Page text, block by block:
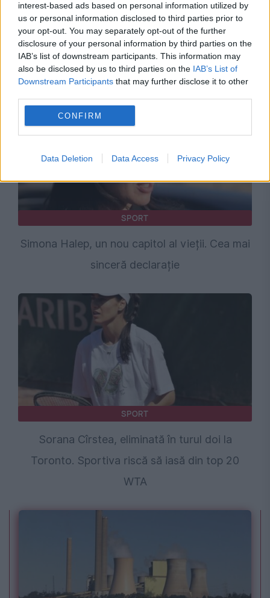
interest-based ads based on personal information utilized by
us or personal information disclosed to third parties prior to
your opt-out. You may separately opt-out of the further
disclosure of your personal information by third parties on the
IAB’s list of downstream participants. This information may
also be disclosed by us to third parties on the IAB’s List of
Downstream Participants that may further disclose it to other
CONFIRM
Data Deletion Data Access Privacy Policy
Recomandările noastre
SPORT
Simona Halep, un nou capitol al vieții. Cea mai
sinceră declarație
SPORT
Sorana Cîrstea, eliminată în turul doi la
Toronto. Sportiva riscă să iasă din top 20
WTA